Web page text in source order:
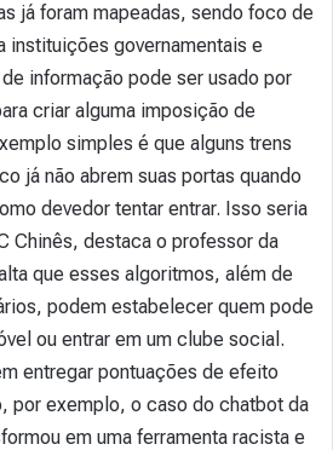
já foram mapeadas, sendo foco de
instituições governamentais e
informação pode ser usado por
criar alguma imposição de
simples é que alguns trens
já não abrem suas portas quando
devedor tentar entrar. Isso seria
Chinês, destaca o professor da
que esses algoritmos, além de
podem estabelecer quem pode
ou entrar em um clube social.
entregar pontuações de efeito
por exemplo, o caso do chatbot da
em uma ferramenta racista e